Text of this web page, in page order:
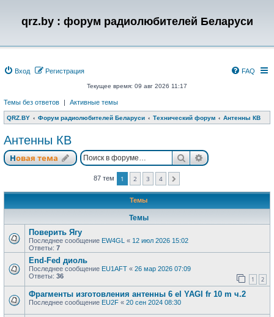
qrz.by : форум радиолюбителей Беларуси
Вход Регистрация FAQ
Текущее время: 09 авг 2026 11:17
Темы без ответов | Активные темы
QRZ.BY Форум радиолюбителей Беларуси Технический форум Антенны КВ
Антенны КВ
Новая тема ПоискРасширенный
87 тем 1 2 3 4
Темы
Темы
Поверить Ягу
Последнее сообщение EW4GL « 12 июл 2026 15:02
Ответы: 7
End-Fed диоль
Последнее сообщение EU1AFT « 26 мар 2026 07:09
Ответы: 36 1 2
Фрагменты изготовления антенны 6 el YAGI fr 10 m ч.2
Последнее сообщение EU2F « 20 сен 2024 08:30